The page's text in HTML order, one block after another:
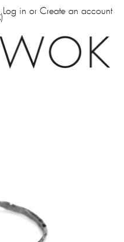
Log in or Create an account